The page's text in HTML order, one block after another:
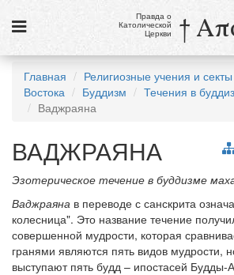
Новости
Галерея
Ссылки
Религиозные учения и секты, справочник
Правда о
Католической
Церкви †
Главная Религиозные учения и секты
Востока
Буддизм Течения в
Ваджраяна
ВАДЖРАЯНА
Эзотерическое течение в буддизме
Ваджраяна в переводе с санскрита
колесница". Это название течение
совершенной мудрости, которая
гранями являются пять видов мудрости,
выступают пять будд – ипостасей Будды-